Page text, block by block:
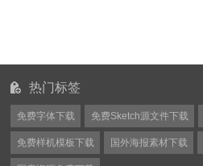
热门标签
免费字体下载 免费Sketch源文件下载
免费样机模板下载 国外海报素材下载